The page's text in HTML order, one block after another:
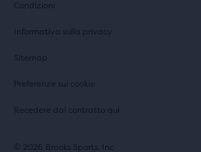
Condizioni
Informativa sulla privacy
Sitemap
Preferenze sui cookie
Recedere dal contratto qui
© 2026 Brooks Sports, Inc